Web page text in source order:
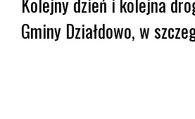
Gminy Działdowo, w